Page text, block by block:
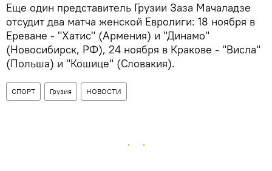
Еще один представитель Грузии Заза Мачаладзе
отсудит два матча женской Евролиги: 18 ноября в
Ереване - "Хатис" (Армения) и "Динамо"
(Новосибирск, РФ), 24 ноября в Кракове - "Висла"
(Польша) и "Кошице" (Словакия).
СПОРТ Грузия НОВОСТИ